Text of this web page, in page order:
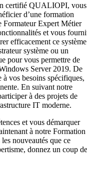
certifié QUALIOPI, vous
d’une formation
Formateur Expert Métier
et vous
efficacement ce système
système ou un
pour vous permettre de
Server 2019. De
à vos besoins spécifiques,
En suivant notre
à des projets de
IT moderne.
et vous démarquer
à notre Formation
nouveautés que ce
donnez un coup de